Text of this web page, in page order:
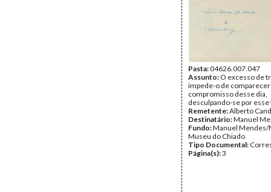
Pasta:04626.007.047
Assunto: O excesso de
impede-o de comparecer
compromisso desse dia,
desculpando-se por esse
Remetente:Alberto
Destinatário:Manuel
Fundo:Manuel Mendes/
Museu do Chiado
Tipo Documental:
Página(s):3